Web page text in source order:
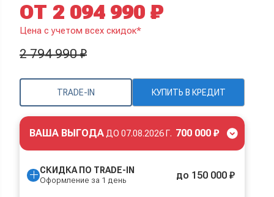
TRADE-IN КУПИТЬ В КРЕДИТ
ОТ 2 094 990 ₽
Цена с учетом всех скидок*
2 794 990 ₽
ВАША ВЫГОДА ДО 07.08.2026 Г. 700 000 ₽
СКИДКА ПО TRADE-IN
Оформление за 1 день до 150 000 ₽